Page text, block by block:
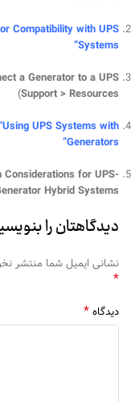
Compatibility with UPS
Systems”
a Generator to a UPS”
Support > Resources
)
UPS Systems with
Generators”
Considerations for UPS-
Hybrid Systems”
دیدگاهتان را
نشانی ایمیل شما منتشر
*
دیدگاه*